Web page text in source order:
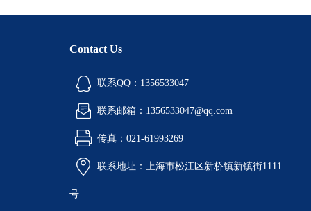
Contact Us
联系QQ：1356533047
联系邮箱：1356533047@qq.com
传真：021-61993269
联系地址：上海市松江区新桥镇新镇街1111
号